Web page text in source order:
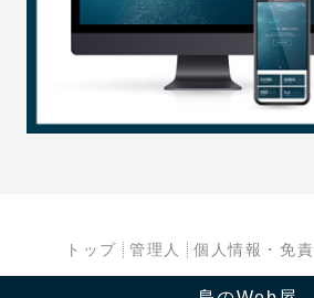
トップ 管理人 個人情報・免責